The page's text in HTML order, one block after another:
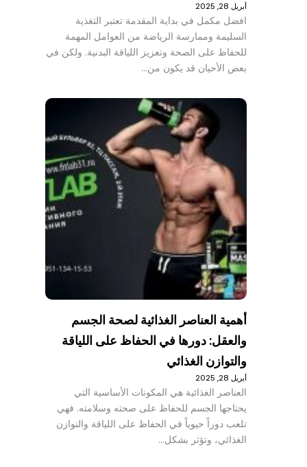
أبريل 28, 2025
افضل مكمل في بداية المقدمة تعتبر التغذية
السليمة وممارسة الرياضة من العوامل المهمة
للحفاظ على الصحة وتعزيز اللياقة البدنية. ولكن في
بعض الأحيان قد يكون من…
أهمية العناصر الغذائية لصحة الجسم
والعقل: دورها في الحفاظ على اللياقة
والتوازن الغذائي
أبريل 28, 2025
العناصر الغذائية هي المكونات الأساسية التي
يحتاجها الجسم للحفاظ على صحته وسلامته. فهي
تلعب دوراً حيوياً في الحفاظ على اللياقة والتوازن
الغذائي، وتؤثر بشكل…